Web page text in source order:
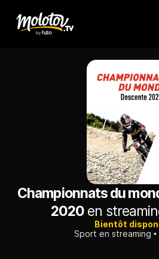
Championnats du
2020 en
Bientôt
Sport en streaming